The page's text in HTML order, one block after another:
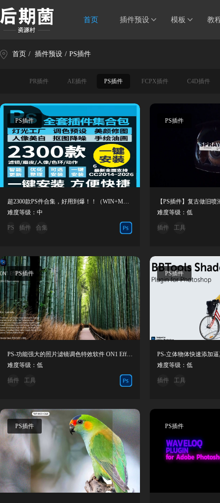
首页 插件预设 模板 教
首页 / 插件预设 / PS插件
PR插件 AE插件 PS插件 FCPX插件 C4D插件
PS插件
超2300款PS件合集，好用到爆！！（WIN+MAC系统使用）
难度等级：中
PS 插件 合集
PS插件
难度等级：低
插件 工具
PS插件
PS-功能强大的照片滤镜调色特效软件 ON1 Effects 2026.4
难度等级：低
插件 工具
PS插件
难度等级：低
插件 工具
PS插件 PS插件